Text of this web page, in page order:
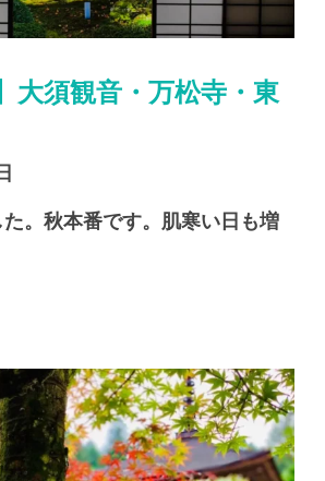
大須観音・万松寺・東
。秋本番です。肌寒い日も増